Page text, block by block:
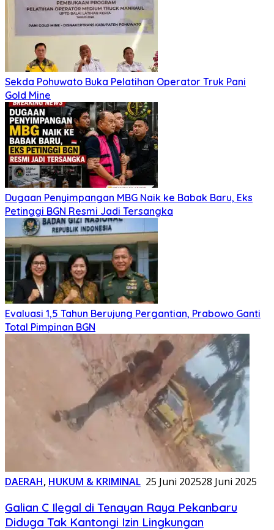
Sekda Pohuwato Buka Pelatihan Operator Truk Pani
Gold Mine
Dugaan Penyimpangan MBG Naik ke Babak Baru, Eks
Petinggi BGN Resmi Jadi Tersangka
Evaluasi 1,5 Tahun Berujung Pergantian, Prabowo Ganti
Total Pimpinan BGN
DAERAH, HUKUM & KRIMINAL 25 Juni 202528 Juni 2025
Galian C Ilegal di Tenayan Raya Pekanbaru
Diduga Tak Kantongi Izin Lingkungan